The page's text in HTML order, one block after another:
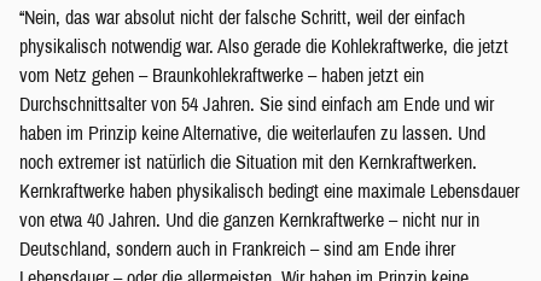
“Nein, das war absolut nicht der falsche Schritt, weil der einfach
physikalisch notwendig war. Also gerade die Kohlekraftwerke, die jetzt
vom Netz gehen – Braunkohlekraftwerke – haben jetzt ein
Durchschnittsalter von 54 Jahren. Sie sind einfach am Ende und wir
haben im Prinzip keine Alternative, die weiterlaufen zu lassen. Und
noch extremer ist natürlich die Situation mit den Kernkraftwerken.
Kernkraftwerke haben physikalisch bedingt eine maximale Lebensdauer
von etwa 40 Jahren. Und die ganzen Kernkraftwerke – nicht nur in
Deutschland, sondern auch in Frankreich – sind am Ende ihrer